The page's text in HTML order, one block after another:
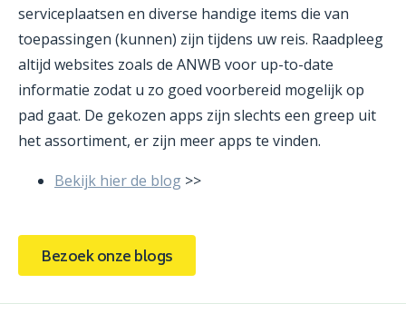
serviceplaatsen en diverse handige items die van
toepassingen (kunnen) zijn tijdens uw reis. Raadpleeg
altijd websites zoals de ANWB voor up-to-date
informatie zodat u zo goed voorbereid mogelijk op
pad gaat. De gekozen apps zijn slechts een greep uit
het assortiment, er zijn meer apps te vinden.
Bekijk hier de blog >>
Bezoek onze blogs